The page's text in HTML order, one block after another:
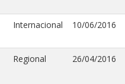
Internacional 10/06/2016
Regional 26/04/2016